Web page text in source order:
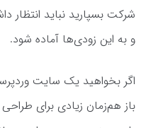
شرکت بسپارید نباید
و به این زودی‌ها آماده شود.
اگر بخواهید یک سایت
باز هم‌زمان زیادی برای